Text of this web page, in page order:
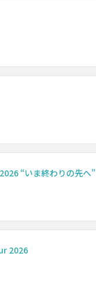
“いま終わりの先へ”
2026